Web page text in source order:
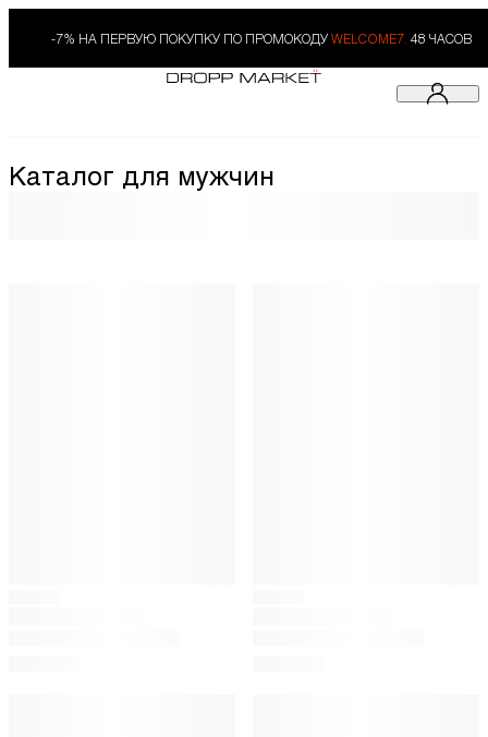
-7% НА ПЕРВУЮ ПОКУПКУ ПО ПРОМОКОДУ WELCOME7. 48 ЧАСОВ
Каталог для мужчин